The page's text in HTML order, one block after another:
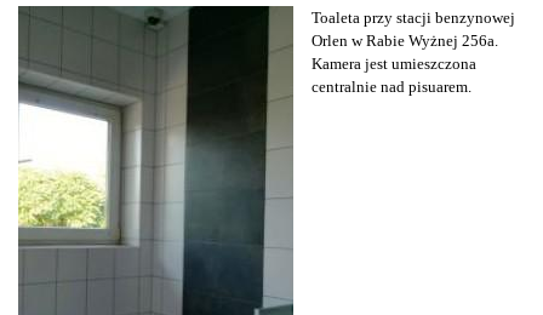
Toaleta przy stacji benzynowej
Orlen w Rabie Wyżnej 256a.
Kamera jest umieszczona
centralnie nad pisuarem.